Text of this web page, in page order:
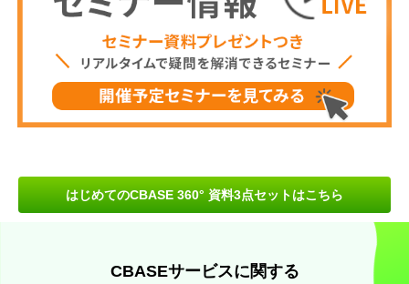
はじめてのCBASE 360° 資料3点セットはこちら
CBASEサービスに関する